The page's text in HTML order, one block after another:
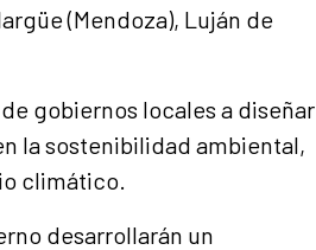
(Mendoza), Luján de
gobiernos locales a diseñar
la sostenibilidad ambiental,
climático.
desarrollarán un